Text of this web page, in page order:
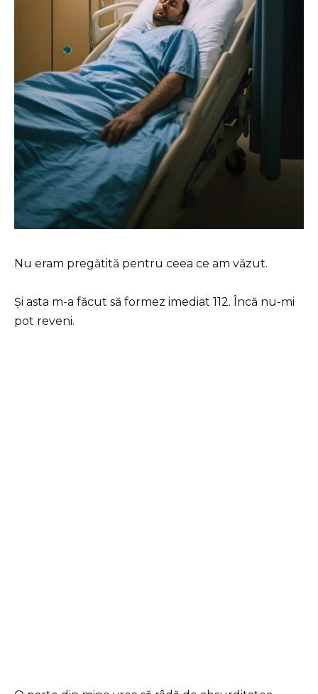
Nu eram pregătită pentru ceea ce am văzut.
Și asta m-a făcut să formez imediat 112. Încă nu-mi
pot reveni.